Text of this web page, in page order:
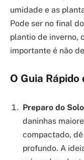
umidade e as
Pode ser no final
plantio de inverno,
importante é não
O Guia
Preparo do
daninhas
compactado,
profundo. A